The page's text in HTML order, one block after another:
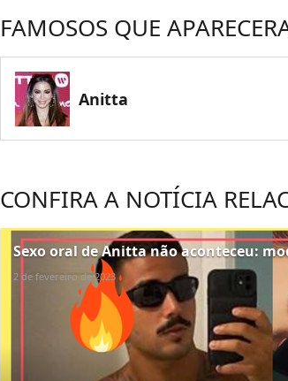
FAMOSOS QUE
Anitta
CONFIRA A NOTÍCIA
Sexo oral de Anitta não aconteceu:
2 de fevereiro de 2023